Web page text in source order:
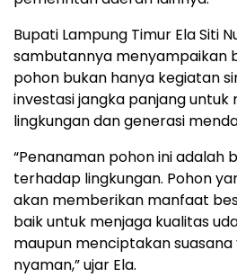
Bupati Lampung Timur Ela Siti
sambutannya menyampaikan
pohon bukan hanya kegiatan
investasi jangka panjang untuk
lingkungan dan generasi
“Penanaman pohon ini adalah
terhadap lingkungan. Pohon
akan memberikan manfaat
baik untuk menjaga kualitas
maupun menciptakan suasana
nyaman,” ujar Ela.